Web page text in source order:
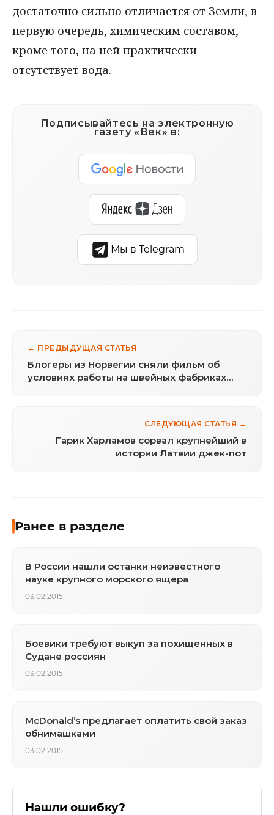
достаточно сильно отличается от Земли, в
первую очередь, химическим составом,
кроме того, на ней практически
отсутствует вода.
Подписывайтесь на электронную
газету «Век» в:
Мы в Telegram
← ПРЕДЫДУЩАЯ СТАТЬЯ
Блогеры из Норвегии сняли фильм об
условиях работы на швейных фабриках
СЛЕДУЮЩАЯ СТАТЬЯ →
Гарик Харламов сорвал крупнейший в
истории Латвии джек-пот
Ранее в разделе
В России нашли останки неизвестного
науке крупного морского ящера
03.02.2015
Боевики требуют выкуп за похищенных в
Судане россиян
03.02.2015
McDonald’s предлагает оплатить свой заказ
обнимашками
03.02.2015
Нашли ошибку?